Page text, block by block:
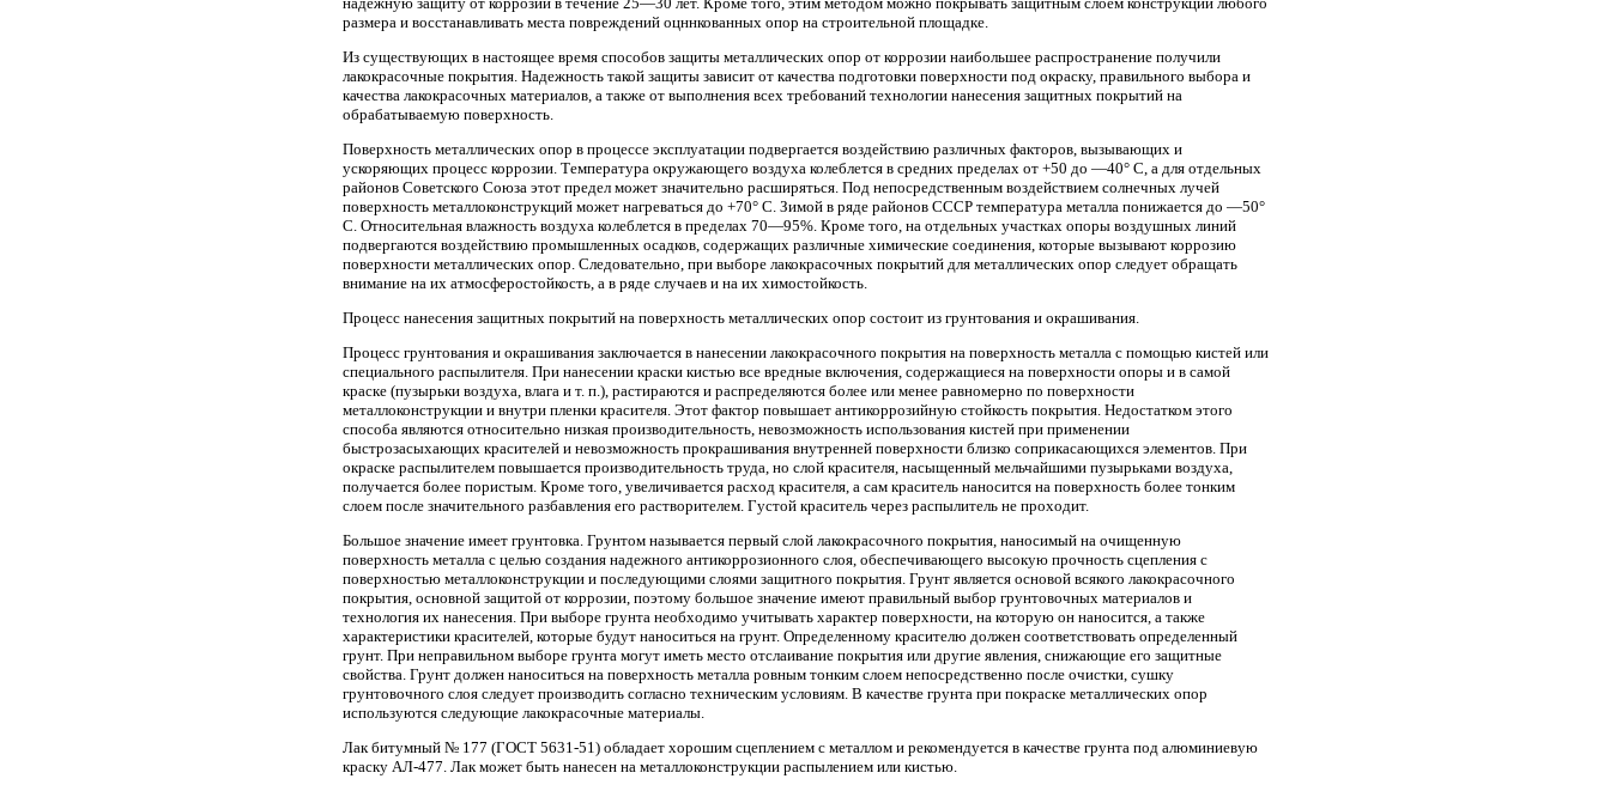
размера и восстанавливать места повреждений оцннкованных опор на строительной площадке.
Из существующих в настоящее время способов защиты металлических опор от коррозии наибольшее распространение получили
лакокрасочные покрытия. Надежность такой защиты зависит от качества подготовки поверхности под окраску, правильного выбора и
качества лакокрасочных материалов, а также от выполнения всех требований технологии нанесения защитных покрытий на
обрабатываемую поверхность.
Поверхность металлических опор в процессе эксплуатации подвергается воздействию различных факторов, вызывающих и
ускоряющих процесс коррозии. Температура окружающего воздуха колеблется в средних пределах от +50 до —40° С, а для отдельных
районов Советского Союза этот предел может значительно расширяться. Под непосредственным воздействием солнечных лучей
поверхность металлоконструкций может нагреваться до +70° С. Зимой в ряде районов СССР температура металла понижается до —50°
С. Относительная влажность воздуха колеблется в пределах 70—95%. Кроме того, на отдельных участках опоры воздушных линий
подвергаются воздействию промышленных осадков, содержащих различные химические соединения, которые вызывают коррозию
поверхности металлических опор. Следовательно, при выборе лакокрасочных покрытий для металлических опор следует обращать
внимание на их атмосферостойкость, а в ряде случаев и на их химостойкость.
Процесс нанесения защитных покрытий на поверхность металлических опор состоит из грунтования и окрашивания.
Процесс грунтования и окрашивания заключается в нанесении лакокрасочного покрытия на поверхность металла с помощью кистей или
специального распылителя. При нанесении краски кистью все вредные включения, содержащиеся на поверхности опоры и в самой
краске (пузырьки воздуха, влага и т. п.), растираются и распределяются более или менее равномерно по поверхности
металлоконструкции и внутри пленки красителя. Этот фактор повышает антикоррозийную стойкость покрытия. Недостатком этого
способа являются относительно низкая производительность, невозможность использования кистей при применении
быстрозасыхающих красителей и невозможность прокрашивания внутренней поверхности близко соприкасающихся элементов. При
окраске распылителем повышается производительность труда, но слой красителя, насыщенный мельчайшими пузырьками воздуха,
получается более пористым. Кроме того, увеличивается расход красителя, а сам краситель наносится на поверхность более тонким
слоем после значительного разбавления его растворителем. Густой краситель через распылитель не проходит.
Большое значение имеет грунтовка. Грунтом называется первый слой лакокрасочного покрытия, наносимый на очищенную
поверхность металла с целью создания надежного антикоррозионного слоя, обеспечивающего высокую прочность сцепления с
поверхностью металлоконструкции и последующими слоями защитного покрытия. Грунт является основой всякого лакокрасочного
покрытия, основной защитой от коррозии, поэтому большое значение имеют правильный выбор грунтовочных материалов и
технология их нанесения. При выборе грунта необходимо учитывать характер поверхности, на которую он наносится, а также
характеристики красителей, которые будут наноситься на грунт. Определенному красителю должен соответствовать определенный
грунт. При неправильном выборе грунта могут иметь место отслаивание покрытия или другие явления, снижающие его защитные
свойства. Грунт должен наноситься на поверхность металла ровным тонким слоем непосредственно после очистки, сушку
грунтовочного слоя следует производить согласно техническим условиям. В качестве грунта при покраске металлических опор
используются следующие лакокрасочные материалы.
Лак битумный № 177 (ГОСТ 5631-51) обладает хорошим сцеплением с металлом и рекомендуется в качестве грунта под алюминиевую
краску АЛ-477. Лак может быть нанесен на металлоконструкции распылением или кистью.